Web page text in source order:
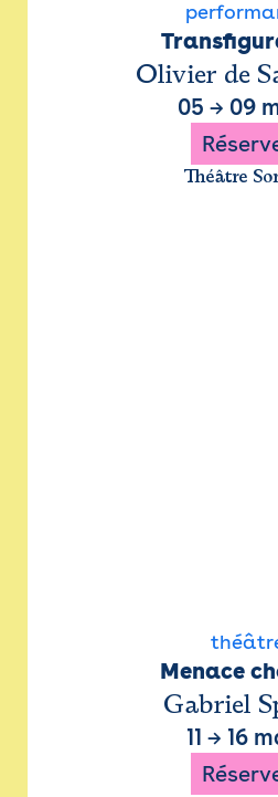
Olivier de
05 → 09
Théâtre
Menace
Gabriel
11 → 16